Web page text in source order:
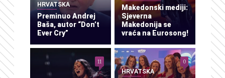
HRVATSKA
Preminuo Andrej
Baša, autor “Don’t
Ever Cry”
Makedonski mediji:
Sjeverna
Makedonija se
vraća na Eurosong!
11
HRVATSKA
0